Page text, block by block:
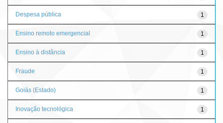
1
Despesa pública
1
Ensino remoto emergencial
1
Ensino à distância
1
Fraude
1
Goiás (Estado)
1
Inovação tecnológica